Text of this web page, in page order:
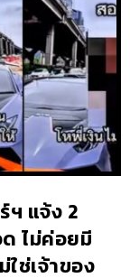
ฯ แจ้ง 2
ไม่ค่อยมี
ใช่เจ้าของ